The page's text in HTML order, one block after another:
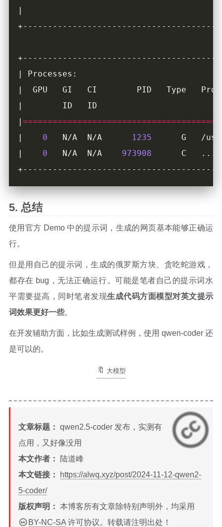
|
| 0
   N/A  N/A
1235
| 0
   N/A  N/A
973908
总结
使用官方 Demo 中的提示词，生成的网页基本能够正确运
行。
但是用自己的提示词，生成的俄罗斯方块、贪吃蛇游戏，
都存在 bug，无法正确运行。可能是笔者自己的提示词水
平需要提高，同时笔者发现生成代码方面模型对英文提示
词效果更好一些。
在开发辅助方面，比如生成测试样例，使用 qwen-coder 还
是可以的。
大模型
文章标题： qwen2.5-coder 发布，实测有
点用，又好像没用
本文作者：
陆道峰
本文链接：
https://alwq.xyz/post/2024-11-12-qwen2-
5-coder/
版权声明： 本博客所有文章除特别声明外，均采用
BY-NC-SA 许可协议。转载请注明出处！